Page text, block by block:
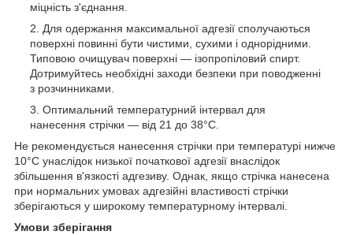
міцність з'єднання.
Для одержання максимальної адгезії сполучаються
поверхні повинні бути чистими, сухими і однорідними.
Типовою очищувач поверхні ― ізопропіловий спирт.
Дотримуйтесь необхідні заходи безпеки при поводженні
з розчинниками.
Оптимальний температурний інтервал для
нанесення стрічки ― від 21 до 38°С.
Не рекомендується нанесення стрічки при температурі нижче
10°С унаслідок низької початкової адгезії внаслідок
збільшення в'язкості адгезиву. Однак, якщо стрічка нанесена
при нормальних умовах адгезійні властивості стрічки
зберігаються у широкому температурному інтервалі.
Умови зберігання